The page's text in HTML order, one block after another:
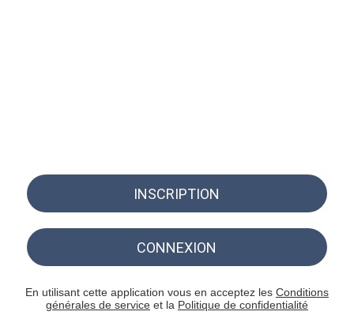
INSCRIPTION
CONNEXION
En utilisant cette application vous en acceptez les Conditions
générales de service et la Politique de confidentialité